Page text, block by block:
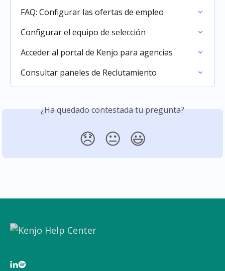
FAQ: Configurar las ofertas de empleo
Configurar el equipo de selección
Acceder al portal de Kenjo para agencias
Consultar paneles de Reclutamiento
¿Ha quedado contestada tu pregunta?
😞 😐 😃